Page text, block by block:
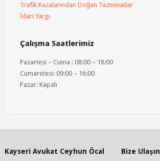
Trafik Kazalarından Doğan Tazminatlar
İdari Yargı
Çalışma Saatlerimiz
Pazartesi – Cuma : 08:00 – 18:00
Cumaretesi: 09:00 – 16:00
Pazar: Kapalı
Kayseri Avukat Ceyhun Öcal Bize Ulaşın